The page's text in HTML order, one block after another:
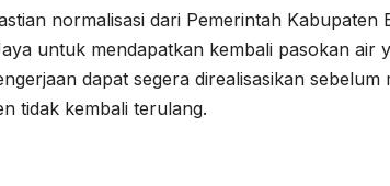
normalisasi dari Pemerintah Kabupaten
untuk mendapatkan kembali pasokan air
dapat segera direalisasikan
tidak kembali terulang.